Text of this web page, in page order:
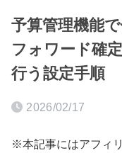
予算管理機能
フォワード確
行う設定手順
2026/02/17
※本記事にはアフィ